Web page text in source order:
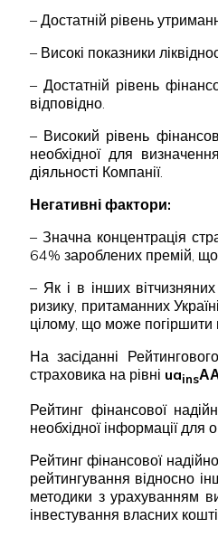
– Достатній рівень
– Високі показники
– Достатній рівень
відповідно.
– Високий рівень
необхідної для
діяльності Компанії.
Негативні фактори:
– Значна концентрація
64% зароблених премій, що
– Як і в інших
ризику, притаманних
цілому, що може погіршити
На засіданні
страховика на рівні uains
Рейтинг фінансової
необхідної інформації для
Рейтинг фінансової
рейтингування відносно
методики з урахуванням
інвестування власних